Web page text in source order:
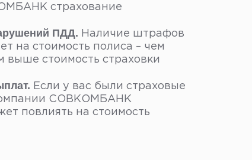
страхование
ПДД. Наличие штрафов
на стоимость полиса – чем
стоимость страховки
Если у вас были страховые
СОВКОМБАНК
повлиять на стоимость